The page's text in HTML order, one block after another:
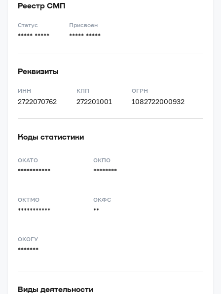
Реестр СМП
Статус
***** *****
Присвоен
***** *****
Реквизиты
ИНН
2722070762
КПП
272201001
ОГРН
1082722000932
Коды статистики
ОКАТО
***********
ОКПО
********
ОКТМО
***********
ОКФС
**
ОКОГУ
*******
Виды деятельности